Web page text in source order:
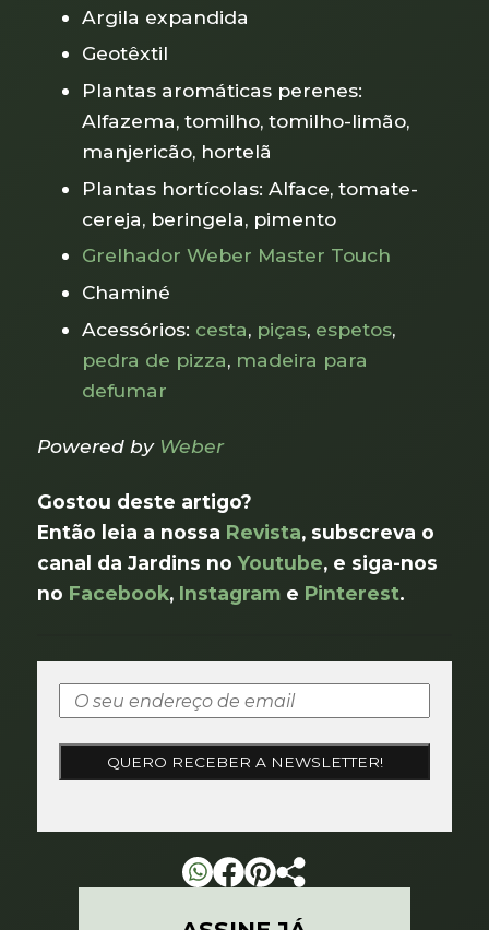
Argila expandida
Geotêxtil
Plantas aromáticas perenes:
Alfazema, tomilho, tomilho-limão,
manjericão, hortelã
Plantas hortícolas: Alface, tomate-
cereja, beringela, pimento
Grelhador Weber Master Touch
Chaminé
Acessórios: cesta, piças, espetos,
pedra de pizza, madeira para
defumar
Powered by Weber
Gostou deste artigo?
Então leia a nossa Revista, subscreva o
canal da Jardins noYoutube, e siga-nos
no Facebook, Instagram e Pinterest.